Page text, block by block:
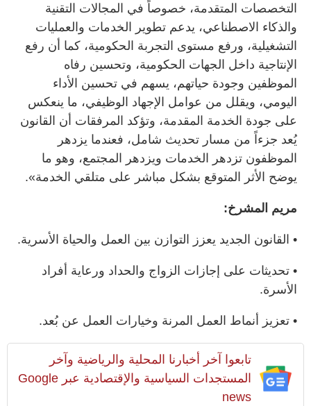
التخصصات المتقدمة، خصوصاً في المجالات التقنية
والذكاء الاصطناعي، يدعم تطوير الخدمات والعمليات
التشغيلية، ورفع مستوى التجربة الحكومية، كما أن رفع
الإنتاجية داخل الجهات الحكومية، وتحسين رفاه
الموظفين وجودة حياتهم، يسهم في تحسين الأداء
اليومي، ويقلل من عوامل الإجهاد الوظيفي، ما ينعكس
على جودة الخدمة المقدمة، وتؤكد المرفقات أن القانون
يُعد جزءاً من مسار تحديث شامل، فعندما يزدهر
الموظفون تزدهر الخدمات ويزدهر المجتمع، وهو ما
يوضح الأثر المتوقع بشكل مباشر على متلقي الخدمة».
مريم المشرخ:
• القانون الجديد يعزز التوازن بين العمل والحياة الأسرية.
• تحديثات على إجازات الزواج والحداد ورعاية أفراد
الأسرة.
• تعزيز أنماط العمل المرنة وخيارات العمل عن بُعد.
تابعوا آخر أخبارنا المحلية والرياضية وآخر
المستجدات السياسية والإقتصادية عبر Google
news